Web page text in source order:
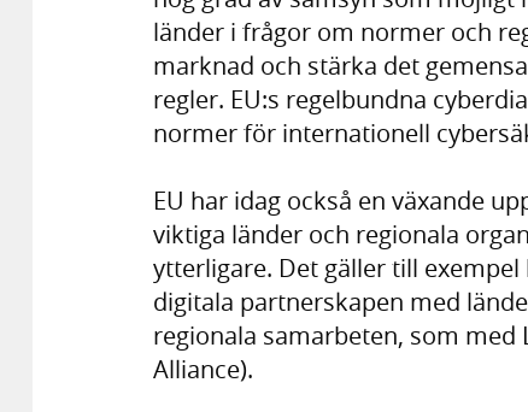
länder i frågor om normer och
marknad och stärka det
regler. EU:s regelbundna
normer för internationell
EU har idag också en växande
viktiga länder och regionala
ytterligare. Det gäller till
digitala partnerskapen med
regionala samarbeten, som med
Alliance).